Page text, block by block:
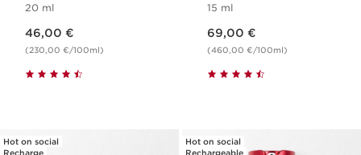
20 ml
46,00 €
(230,00 €/100ml)
15 ml
69,00 €
(460,00 €/100ml)
Hot on social
Recharge
Hot on social
Rechargeable